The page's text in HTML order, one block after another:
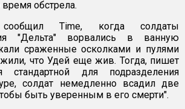
обстрела.
Time, когда солдаты
"Дельта" ворвались в ванную
сраженные осколками и пулями
что Удей еще жив. Тогда, пишет
стандартной для подразделения
солдат немедленно всадил две
быть уверенным в его смерти".